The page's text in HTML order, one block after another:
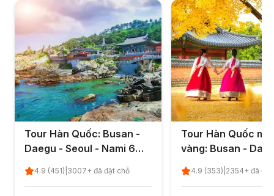
Tour Hàn Quốc: Busan -
Daegu - Seoul - Nami 6
4.9 (451) 3007+ đã đặt chỗ
Tour Hàn Quốc
vàng: Busan -
TP.HCM
4.9 (353) 2354+ đã